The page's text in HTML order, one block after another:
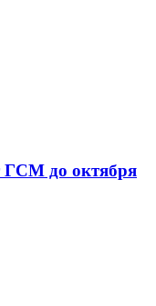
ГСМ до октября